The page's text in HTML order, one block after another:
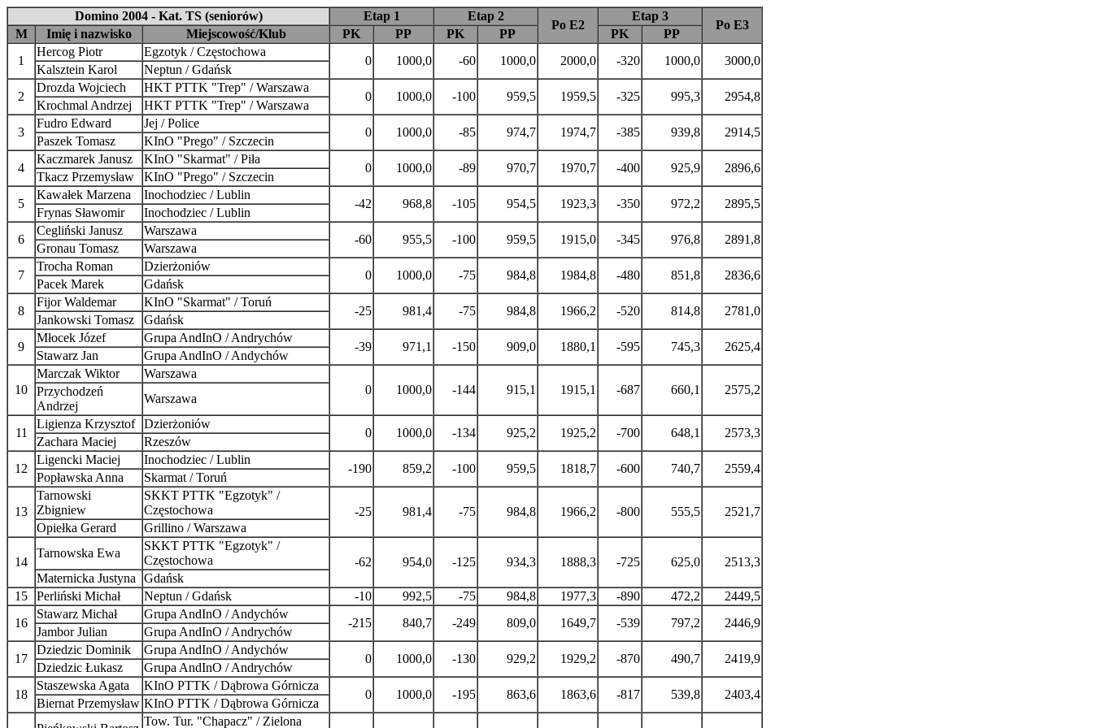
Domino 2004 - Kat. TS (seniorów) Etap 1 Etap 2
Po E2
Etap 3
Po E3
M Imię i nazwisko Miejscowość/Klub PK PP PK PP PK
PP
1
Hercog Piotr Egzotyk / Częstochowa
0 1000,0 -60 1000,0 2000,0 -320 1000,0 3000,0
Kalsztein Karol
Neptun / Gdańsk
2
Drozda Wojciech HKT PTTK "Trep" / Warszawa
0 1000,0 -100 959,5 1959,5 -325 995,3 2954,8
Krochmal Andrzej
HKT PTTK "Trep" / Warszawa
3
Fudro Edward Jej / Police
0 1000,0 -85 974,7 1974,7 -385 939,8 2914,5
Paszek Tomasz
KInO "Prego" / Szczecin
4
Kaczmarek Janusz KInO "Skarmat" / Piła
0 1000,0 -89 970,7 1970,7 -400 925,9 2896,6
Tkacz Przemysław
KInO "Prego" / Szczecin
5
Kawałek Marzena Inochodziec / Lublin
-42 968,8 -105 954,5 1923,3 -350 972,2 2895,5
Frynas Sławomir
Inochodziec / Lublin
6
Cegliński Janusz Warszawa
-60 955,5 -100 959,5 1915,0 -345 976,8 2891,8
Gronau Tomasz
Warszawa
7
Trocha Roman Dzierżoniów
0 1000,0 -75 984,8 1984,8 -480 851,8 2836,6
Pacek Marek
Gdańsk
8
Fijor Waldemar KInO "Skarmat" / Toruń
-25 981,4 -75 984,8 1966,2 -520 814,8 2781,0
Jankowski Tomasz
Gdańsk
9
Młocek Józef Grupa AndInO / Andrychów
-39 971,1 -150 909,0 1880,1 -595 745,3 2625,4
Stawarz Jan Grupa AndInO / Andychów
10
Marczak Wiktor
Warszawa
0
1000,0 -144 915,1 1915,1 -687 660,1 2575,2
Przychodzeń
Andrzej
Warszawa
11
Ligienza Krzysztof Dzierżoniów
0 1000,0 -134 925,2 1925,2 -700 648,1 2573,3
Zachara Maciej
Rzeszów
12
Ligencki Maciej Inochodziec / Lublin
-190 859,2 -100 959,5 1818,7 -600 740,7 2559,4
Popławska Anna Skarmat / Toruń
13
Tarnowski
Zbigniew
SKKT PTTK "Egzotyk" /
Częstochowa
-25 981,4 -75 984,8 1966,2 -800 555,5
2521,7
Opiełka Gerard
Grillino / Warszawa
14
Tarnowska Ewa
SKKT PTTK "Egzotyk" /
Częstochowa
-62 954,0 -125 934,3 1888,3 -725 625,0
2513,3
Maternicka Justyna
Gdańsk
15
Perliński Michał Neptun / Gdańsk -10 992,5 -75 984,8 1977,3 -890 472,2
2449,5
16
Stawarz Michał Grupa AndInO / Andychów
-215 840,7 -249 809,0 1649,7 -539 797,2 2446,9
Jambor Julian
Grupa AndInO / Andrychów
17
Dziedzic Dominik Grupa AndInO / Andychów
0 1000,0 -130 929,2 1929,2 -870 490,7 2419,9
Dziedzic Łukasz
Grupa AndInO / Andrychów
18
Staszewska Agata KInO PTTK / Dąbrowa Górnicza
0 1000,0 -195 863,6 1863,6 -817 539,8 2403,4
Biernat Przemysław KInO PTTK / Dąbrowa Górnicza
Tow. Tur. "Chapacz" / Zielona